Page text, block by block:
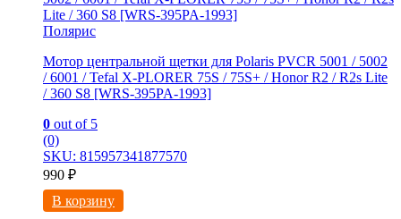
Полярис
Мотор центральной щетки для Polaris PVCR 5001 / 5002
/ 6001 / Tefal X-PLORER 75S / 75S+ / Honor R2 / R2s Litе
/ 360 S8 [WRS-395PA-1993]
0 out of 5
(0)
SKU: 815957341877570
990 ₽
В корзину